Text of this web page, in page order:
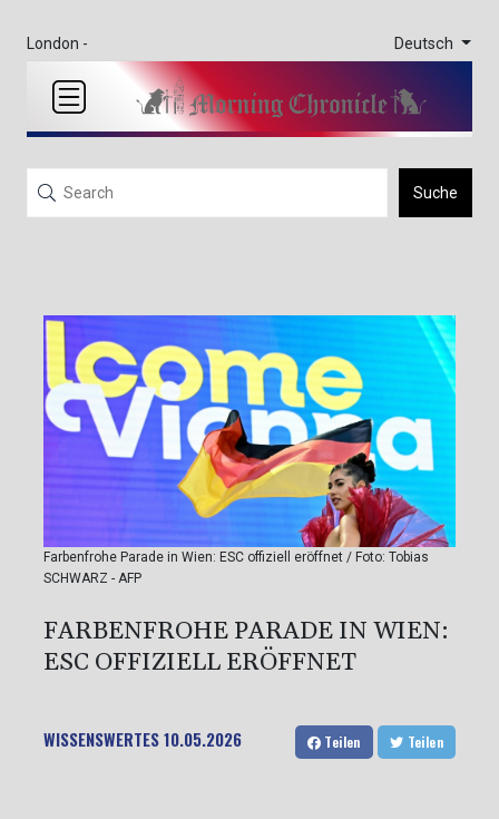
London - Deutsch
Suche
Farbenfrohe Parade in Wien: ESC offiziell eröffnet / Foto: Tobias
SCHWARZ - AFP
FARBENFROHE PARADE IN WIEN:
ESC OFFIZIELL ERÖFFNET
WISSENSWERTES10.05.2026 Teilen Teilen